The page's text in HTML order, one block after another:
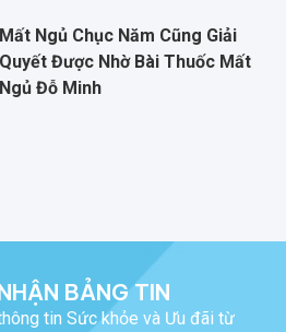
Mất Ngủ Chục Năm Cũng Giải
Quyết Được Nhờ Bài Thuốc Mất
Ngủ Đỗ Minh
BẢNG TIN
tin Sức khỏe và Ưu đãi từ